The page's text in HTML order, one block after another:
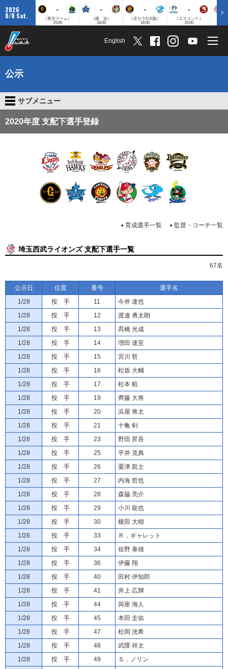
2026
8/8 Sat.
-
（東京ドーム）
15:00
-
（横 浜）
18:00
-
（京セラD大阪）
18:00
-
（エスコンＦ）
15:00
English
公示
サブメニュー
2020年度 支配下選手登録
育成選手一覧 監督・コーチ一覧
埼玉西武ライオンズ 支配下選手一覧
67名
公示日 位置 番号
選手名
1/28
投 手 11
今井 達也
1/28
投 手 12
渡邉 勇太朗
1/28
投 手 13
髙橋 光成
1/28
投 手 14
増田 達至
1/28
投 手 15
宮川 哲
1/28
投 手 16
松坂 大輔
1/28
投 手 17
松本 航
1/28
投 手 19
齊藤 大将
1/28
投 手 20
浜屋 将太
1/28
投 手 21
十亀 剣
1/28
投 手 23
野田 昇吾
1/28
投 手 25
平井 克典
1/28
投 手 26
粟津 凱士
1/28
投 手 27
内海 哲也
1/28
投 手 28
森脇 亮介
1/28
投 手 29
小川 龍也
1/28
投 手 30
榎田 大樹
1/28
投 手 33
Ｒ．ギャレット
1/28
投 手 34
佐野 泰雄
1/28
投 手 36
伊藤 翔
1/28
投 手 40
田村 伊知郎
1/28
投 手 41
井上 広輝
1/28
投 手 44
與座 海人
1/28
投 手 45
本田 圭佑
1/28
投 手 47
松岡 洸希
1/28
投 手 48
武隈 祥太
1/28
投 手 49
Ｓ．ノリン